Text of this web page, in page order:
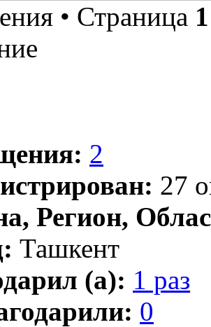
• Страница 1
2
27
Регион,
Ташкент
(а): 1 раз
0